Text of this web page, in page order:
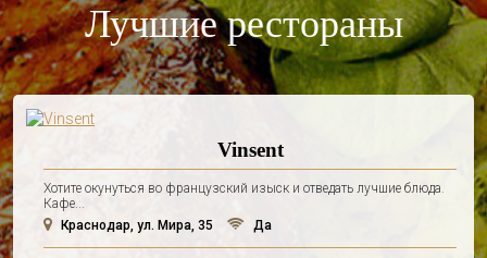
Лучшие рестораны
Vinsent
Хотите окунуться во французский изыск и отведать лучшие блюда.
Кафе...
Краснодар, ул. Мира, 35
Да